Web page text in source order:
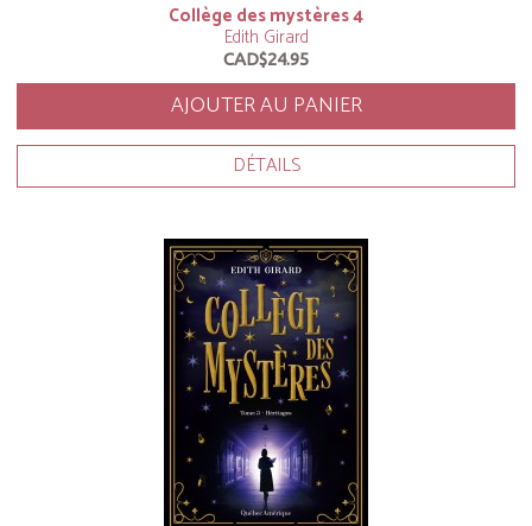
Collège des mystères 4
Edith Girard
CAD$24.95
AJOUTER AU PANIER
DÉTAILS